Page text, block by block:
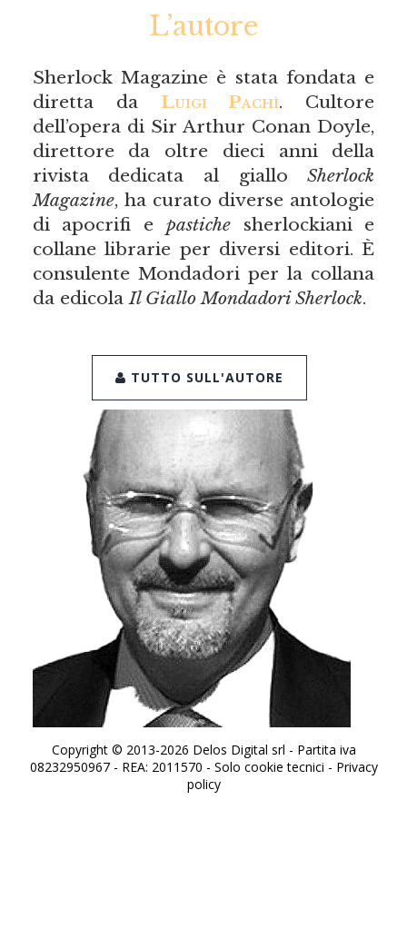
L’autore
Sherlock Magazine è stata fondata e
diretta da Luigi Pachì. Cultore
dell’opera di Sir Arthur Conan Doyle,
direttore da oltre dieci anni della
rivista dedicata al gialloSherlock
Magazine, ha curato diverse antologie
di apocrifi e pastichesherlockiani e
collane librarie per diversi editori. È
consulente Mondadori per la collana
da edicolaIl Giallo Mondadori Sherlock.
TUTTO SULL'AUTORE
Copyright © 2013-2026 Delos Digital srl - Partita iva
08232950967 - REA: 2011570 - Solo cookie tecnici - Privacy
policy